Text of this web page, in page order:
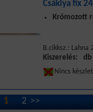
Csáklya fix
Krómozott
B.cikksz.: Lahna
Kiszerelés: db
Nincs
1 2 >>